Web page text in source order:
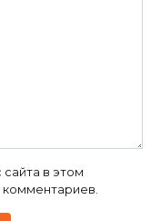
в этом